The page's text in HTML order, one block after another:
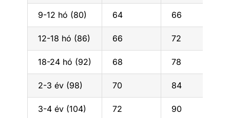
9-12 hó (80) 64 66
12-18 hó (86) 66 72
18-24 hó (92) 68 78
2-3 év (98) 70 84
3-4 év (104) 72 90